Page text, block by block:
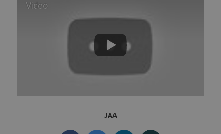
Video
JAA